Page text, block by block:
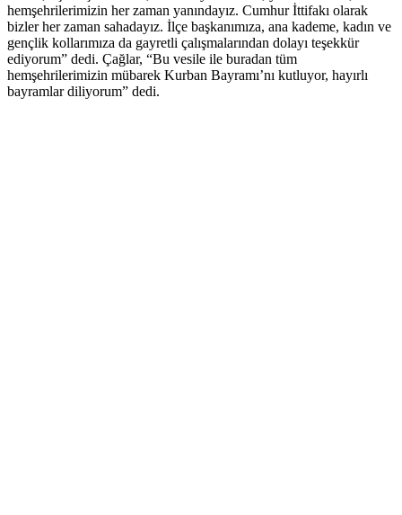
hemşehrilerimizin her zaman yanındayız. Cumhur İttifakı olarak
bizler her zaman sahadayız. İlçe başkanımıza, ana kademe, kadın ve
gençlik kollarımıza da gayretli çalışmalarından dolayı teşekkür
ediyorum” dedi. Çağlar, “Bu vesile ile buradan tüm
hemşehrilerimizin mübarek Kurban Bayramı’nı kutluyor, hayırlı
bayramlar diliyorum” dedi.